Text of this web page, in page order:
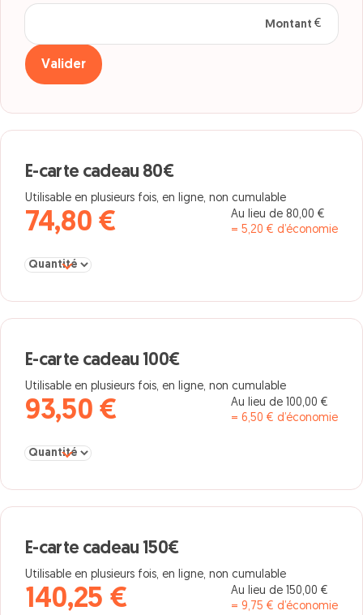
Montant
en euros
Valider
E-carte cadeau 80€
Utilisable en plusieurs fois, en ligne, non cumulable
74,80 €
Au lieu de 80,00 €
= 5,20 € d’économie
Sélectionner la quantité pour E-carte cadeau 80€
E-carte cadeau 100€
Utilisable en plusieurs fois, en ligne, non cumulable
93,50 €
Au lieu de 100,00 €
= 6,50 € d’économie
Sélectionner la quantité pour E-carte cadeau 100€
E-carte cadeau 150€
Utilisable en plusieurs fois, en ligne, non cumulable
140,25 €
Au lieu de 150,00 €
= 9,75 € d’économie